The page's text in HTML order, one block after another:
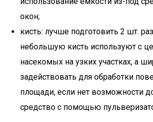
окон;
кисть: лучше подготовить 2 шт.
небольшую кисть используют с
насекомых на узких участках, а
задействовать для обработки
площади, если нет возможности
средство с помощью